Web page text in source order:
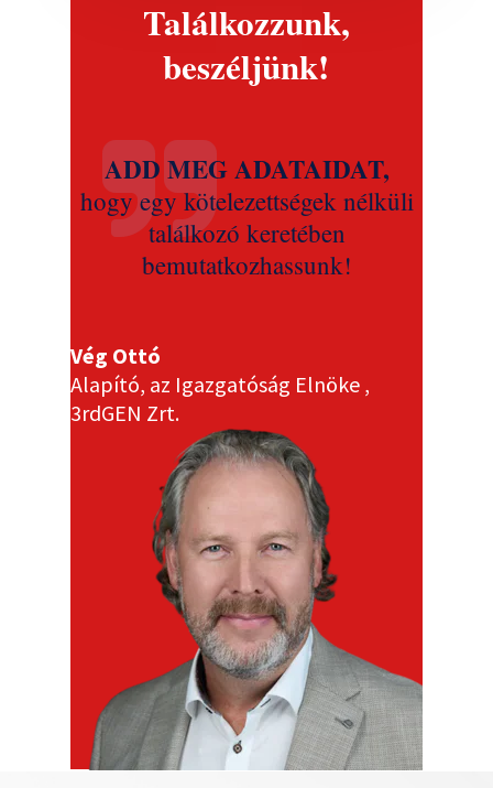
Találkozzunk,
beszéljünk!
Vég Ottó
ADD MEG ADATAIDAT,
hogy egy kötelezettségek nélküli
találkozó keretében
bemutatkozhassunk!
Alapító, az Igazgatóság Elnöke ,
3rdGEN Zrt.